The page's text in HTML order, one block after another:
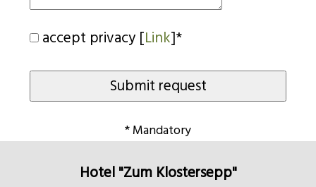
accept privacy [Link]*
* Mandatory
Hotel "Zum Klostersepp"